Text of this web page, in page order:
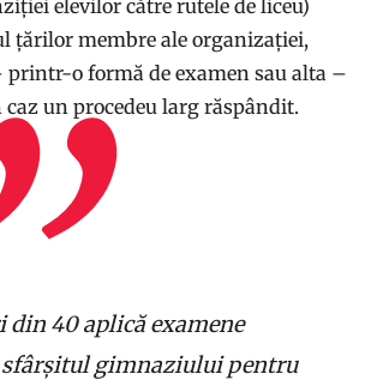
elevilor către rutele de liceu)
țărilor membre ale organizației,
printr-o formă de examen sau alta –
un procedeu larg răspândit.
din 40 aplică examene
sfârșitul gimnaziului pentru